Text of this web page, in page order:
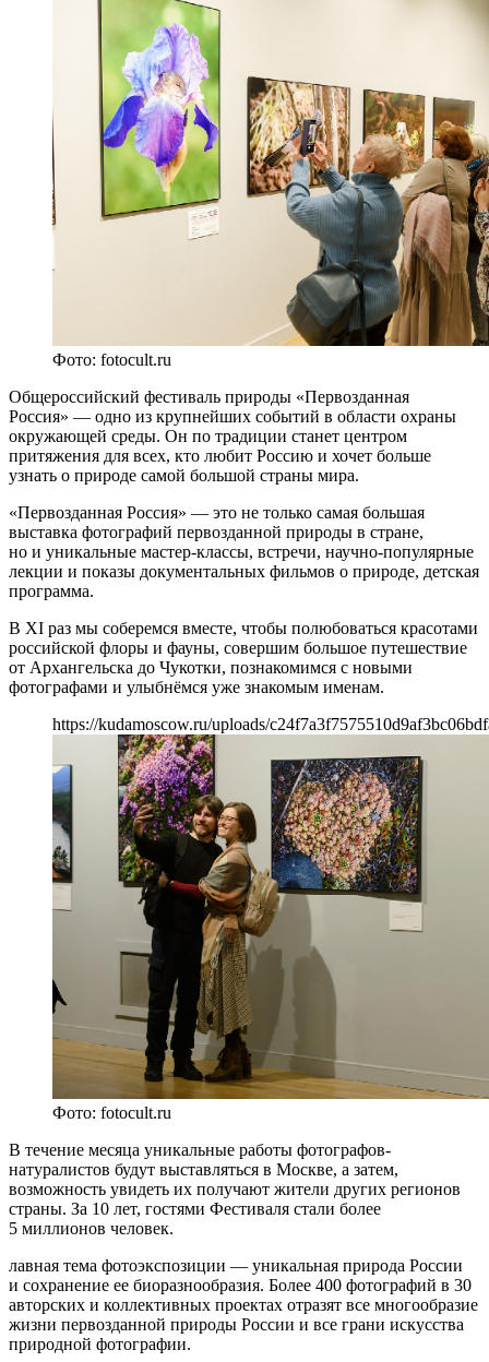
Фото: fotocult.ru
Общероссийский фестиваль природы «Первозданная
Россия» — одно из крупнейших событий в области охраны
окружающей среды. Он по традиции станет центром
притяжения для всех, кто любит Россию и хочет больше
узнать о природе самой большой страны мира.
«Первозданная Россия» — это не только самая большая
выставка фотографий первозданной природы в стране,
но и уникальные мастер-классы, встречи, научно-популярные
лекции и показы документальных фильмов о природе, детская
программа.
В XI раз мы соберемся вместе, чтобы полюбоваться красотами
российской флоры и фауны, совершим большое путешествие
от Архангельска до Чукотки, познакомимся с новыми
фотографами и улыбнёмся уже знакомым именам.
https://kudamoscow.ru/uploads/
Фото: fotocult.ru
В течение месяца уникальные работы фотографов-
натуралистов будут выставляться в Москве, а затем,
возможность увидеть их получают жители других регионов
страны. За 10 лет, гостями Фестиваля стали более
5 миллионов человек.
лавная тема фотоэкспозиции — уникальная природа России
и сохранение ее биоразнообразия. Более 400 фотографий в 30
авторских и коллективных проектах отразят все многообразие
жизни первозданной природы России и все грани искусства
природной фотографии.